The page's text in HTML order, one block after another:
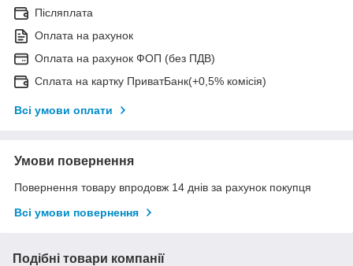
Післяплата
Оплата на рахунок
Оплата на рахунок ФОП (без ПДВ)
Сплата на картку ПриватБанк(+0,5% комісія)
Всі умови оплати
Умови повернення
Повернення товару впродовж 14 днів за рахунок покупця
Всі умови повернення
Подібні товари компанії